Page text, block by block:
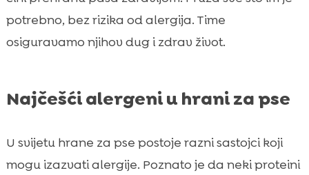
potrebno, bez rizika od alergija. Time
osiguravamo njihov dug i zdrav život.
Najčešći alergeni u hrani za pse
U svijetu hrane za pse postoje razni sastojci koji
mogu izazvati alergije. Poznato je da neki proteini